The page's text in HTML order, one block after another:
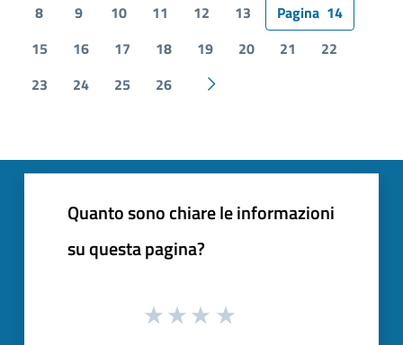
8
9 10 11 12 13 Pagina 14
15
16 17 18 19 20 21
22
23
24 25 26 Pagina successiva
Quanto sono chiare le informazioni
su questa pagina?